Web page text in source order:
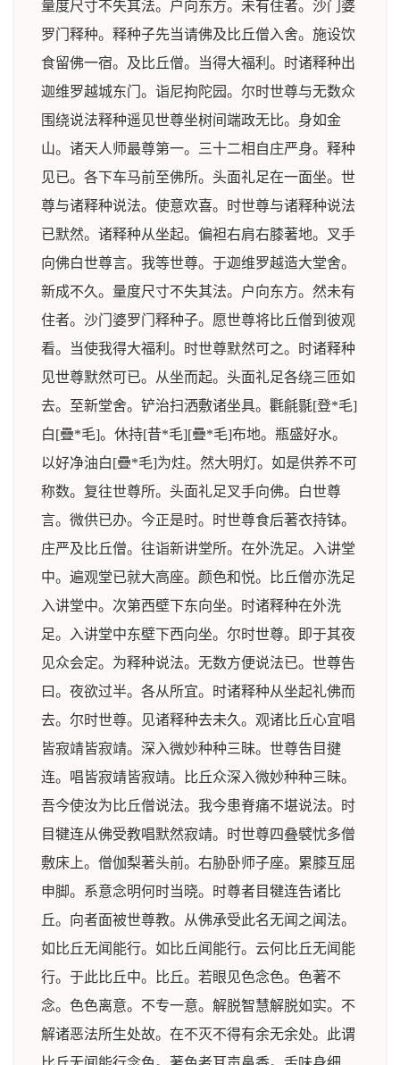
量度尺寸不失其法。户向东方。未有住者。沙门婆
罗门释种。释种子先当请佛及比丘僧入舍。施设饮
食留佛一宿。及比丘僧。当得大福利。时诸释种出
迦维罗越城东门。诣尼拘陀园。尔时世尊与无数众
围绕说法释种遥见世尊坐树间端政无比。身如金
山。诸天人师最尊第一。三十二相自庄严身。释种
见已。各下车马前至佛所。头面礼足在一面坐。世
尊与诸释种说法。使意欢喜。时世尊与诸释种说法
已默然。诸释种从坐起。偏袒右肩右膝著地。叉手
向佛白世尊言。我等世尊。于迦维罗越造大堂舍。
新成不久。量度尺寸不失其法。户向东方。然未有
住者。沙门婆罗门释种子。愿世尊将比丘僧到彼观
看。当使我得大福利。时世尊默然可之。时诸释种
见世尊默然可已。从坐而起。头面礼足各绕三匝如
去。至新堂舍。铲治扫洒敷诸坐具。氍毹毾[登*毛]
白[疊*毛]。休持[昔*毛][疊*毛]布地。瓶盛好水。
以好净油白[疊*毛]为炷。然大明灯。如是供养不可
称数。复往世尊所。头面礼足叉手向佛。白世尊
言。微供已办。今正是时。时世尊食后著衣持钵。
庄严及比丘僧。往诣新讲堂所。在外洗足。入讲堂
中。遍观堂已就大高座。颜色和悦。比丘僧亦洗足
入讲堂中。次第西壁下东向坐。时诸释种在外洗
足。入讲堂中东壁下西向坐。尔时世尊。即于其夜
见众会定。为释种说法。无数方便说法已。世尊告
曰。夜欲过半。各从所宜。时诸释种从坐起礼佛而
去。尔时世尊。见诸释种去未久。观诸比丘心宜唱
皆寂靖皆寂靖。深入微妙种种三昧。世尊告目揵
连。唱皆寂靖皆寂靖。比丘众深入微妙种种三昧。
吾今使汝为比丘僧说法。我今患脊痛不堪说法。时
目犍连从佛受教唱默然寂靖。时世尊四叠襞忧多僧
敷床上。僧伽梨著头前。右胁卧师子座。累膝互屈
申脚。系意念明何时当晓。时尊者目犍连告诸比
丘。向者面被世尊教。从佛承受此名无闻之闻法。
如比丘无闻能行。如比丘闻能行。云何比丘无闻能
行。于此比丘中。比丘。若眼见色念色。色著不
念。色色离意。不专一意。解脱智慧解脱如实。不
解诸恶法所生处故。在不灭不得有余无余处。此谓